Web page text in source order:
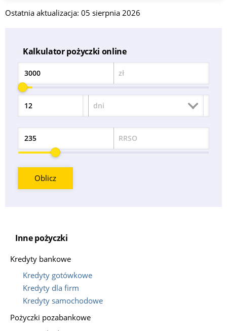
Ostatnia aktualizacja: 05 sierpnia 2026
Kalkulator pożyczki online
Kwota zł
Okres dni
Odsetek RRSO
Oblicz
Inne pożyczki
Kredyty bankowe
Kredyty gotówkowe
Kredyty dla firm
Kredyty samochodowe
Pożyczki pozabankowe